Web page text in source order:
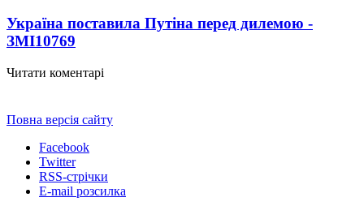
Україна поставила Путіна перед дилемою -
ЗМІ10769
Читати коментарі
Повна версія сайту
Facebook
Twitter
RSS-стрічки
E-mail розсилка